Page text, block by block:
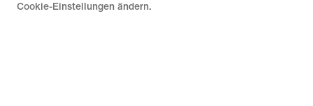
Cookie-Einstellungen ändern.